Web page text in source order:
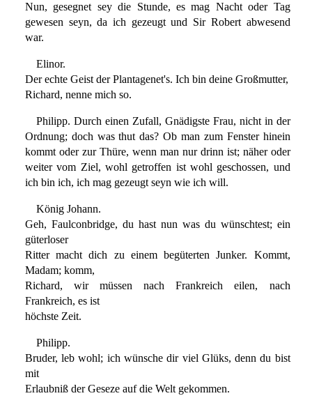
Nun, gesegnet sey die Stunde, es mag Nacht oder Tag
gewesen seyn, da ich gezeugt und Sir Robert abwesend
war.
Elinor.
Der echte Geist der Plantagenet's. Ich bin deine Großmutter,
Richard, nenne mich so.
Philipp. Durch einen Zufall, Gnädigste Frau, nicht in der
Ordnung; doch was thut das? Ob man zum Fenster hinein
kommt oder zur Thüre, wenn man nur drinn ist; näher oder
weiter vom Ziel, wohl getroffen ist wohl geschossen, und
ich bin ich, ich mag gezeugt seyn wie ich will.
König Johann.
Geh, Faulconbridge, du hast nun was du wünschtest; ein
güterloser
Ritter macht dich zu einem begüterten Junker. Kommt,
Madam; komm,
Richard, wir müssen nach Frankreich eilen, nach
Frankreich, es ist
höchste Zeit.
Philipp.
Bruder, leb wohl; ich wünsche dir viel Glüks, denn du bist
mit
Erlaubniß der Geseze auf die Welt gekommen.